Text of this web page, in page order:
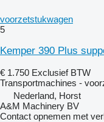
voorzetstukwagen
5
Kemper 390 Plus
€ 1.750 Exclusief BTW
Transportmachines -
Nederland, Horst
A&M Machinery BV
Contact opnemen met